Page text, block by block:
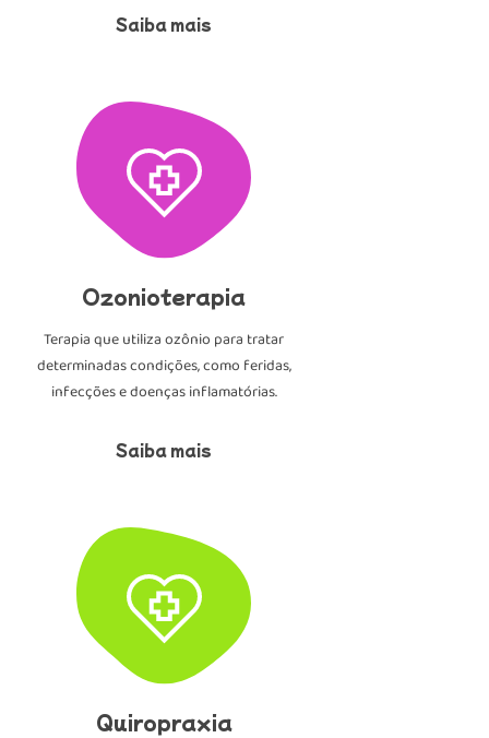
Saiba mais
Ozonioterapia
Terapia que utiliza ozônio para tratar
determinadas condições, como feridas,
infecções e doenças inflamatórias.
Saiba mais
Quiropraxia